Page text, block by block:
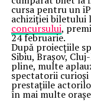
cursa pentru un
achiziției biletului
concursului,
24 februarie.
După proiecțiile
Sibiu, Brașov,
pline, multe
spectatorii curioși
prestațiile
în mai multe